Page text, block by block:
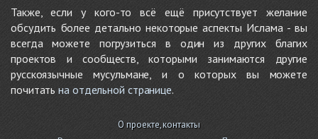
Также, если у кого-то всё ещё присутствует желание
обсудить более детально некоторые аспекты Ислама - вы
всегда можете погрузиться в один из других благих
проектов и сообществ, которыми занимаются другие
русскоязычные мусульмане, и о которых вы можете
почитатьна отдельной странице.
О проекте, контакты